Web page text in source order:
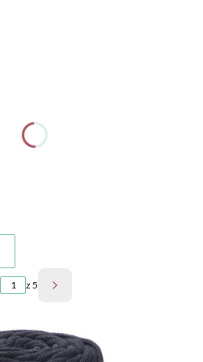
z 5 Następne produkty